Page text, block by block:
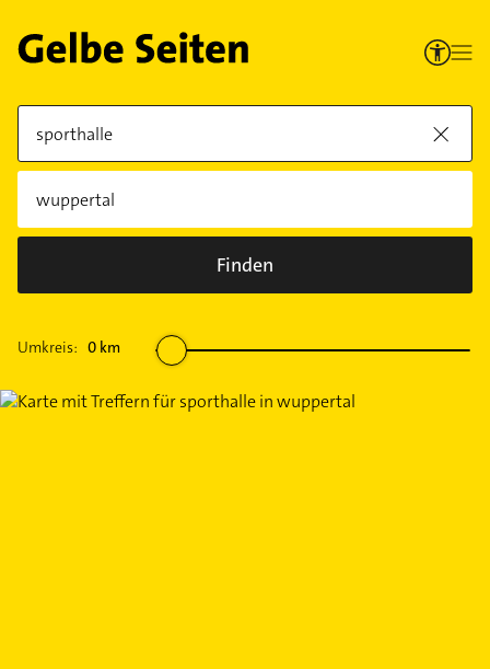
Finden
Umkreis: 0 km